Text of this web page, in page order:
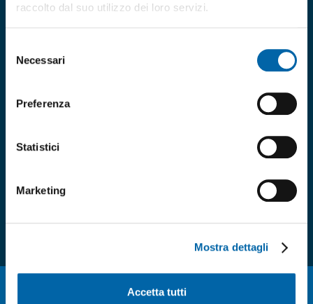
raccolto dal suo utilizzo dei loro servizi.
delNecessari
Preferenza
Statistici
Marketing
Mostra dettagli
Accetta tutti
Dal lunedì al venerdì